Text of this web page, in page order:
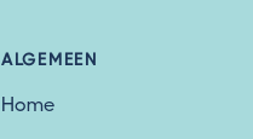
ALGEMEEN
Home